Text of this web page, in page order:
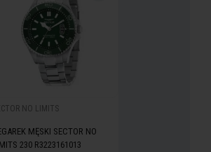
NO LIMITS
MĘSKI SECTOR NO
230 R3223161013